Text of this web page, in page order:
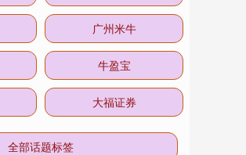
广州米牛
牛盈宝
大福证券
全部话题标签